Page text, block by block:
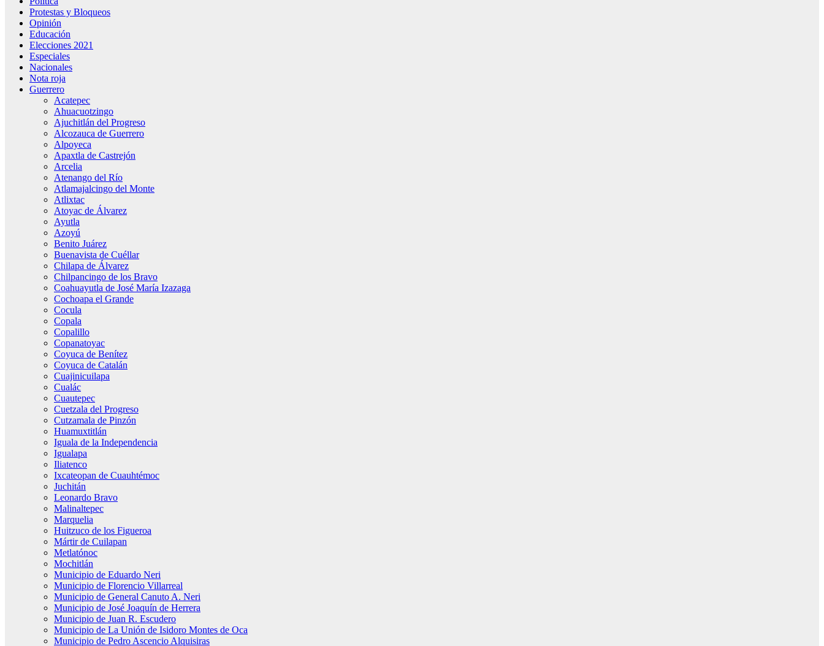
Protestas y Bloqueos
Opinión
Educación
Elecciones 2021
Especiales
Nacionales
Nota roja
Guerrero
Acatepec
Ahuacuotzingo
Ajuchitlán del Progreso
Alcozauca de Guerrero
Alpoyeca
Apaxtla de Castrejón
Arcelia
Atenango del Río
Atlamajalcingo del Monte
Atlixtac
Atoyac de Álvarez
Ayutla
Azoyú
Benito Juárez
Buenavista de Cuéllar
Chilapa de Álvarez
Chilpancingo de los Bravo
Coahuayutla de José María Izazaga
Cochoapa el Grande
Cocula
Copala
Copalillo
Copanatoyac
Coyuca de Benítez
Coyuca de Catalán
Cuajinicuilapa
Cualác
Cuautepec
Cuetzala del Progreso
Cutzamala de Pinzón
Huamuxtitlán
Iguala de la Independencia
Igualapa
Iliatenco
Ixcateopan de Cuauhtémoc
Juchitán
Leonardo Bravo
Malinaltepec
Marquelia
Huitzuco de los Figueroa
Mártir de Cuilapan
Metlatónoc
Mochitlán
Municipio de Eduardo Neri
Municipio de Florencio Villarreal
Municipio de General Canuto A. Neri
Municipio de José Joaquín de Herrera
Municipio de Juan R. Escudero
Municipio de La Unión de Isidoro Montes de Oca
Municipio de Pedro Ascencio Alquisiras